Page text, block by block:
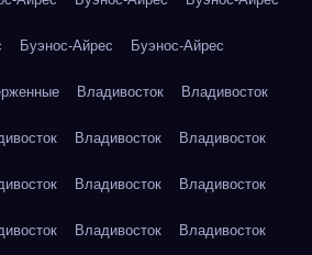
Буэнос-Айрес Буэнос-Айрес
Владивосток Владивосток
Владивосток Владивосток
Владивосток Владивосток
Владивосток Владивосток